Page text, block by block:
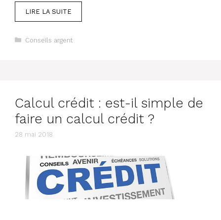
LIRE LA SUITE
Catégories
Conseils argent
Calcul crédit : est-il simple de
faire un calcul crédit ?
28 mai 2018